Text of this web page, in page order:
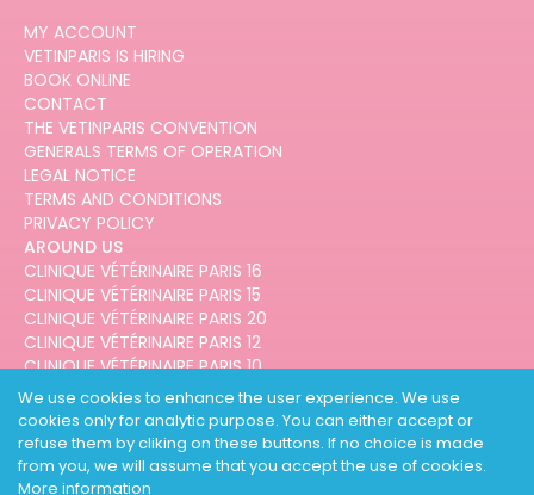
We use cookies to enhance the user experience. We use
cookies only for analytic purpose. You can either accept or
refuse them by cliking on these buttons. If no choice is made
from you, we will assume that you accept the use of cookies.
More information
MY ACCOUNT
VETINPARIS IS HIRING
BOOK ONLINE
CONTACT
THE VETINPARIS CONVENTION
GENERALS TERMS OF OPERATION
LEGAL NOTICE
TERMS AND CONDITIONS
PRIVACY POLICY
AROUND US
CLINIQUE VÉTÉRINAIRE PARIS 16
CLINIQUE VÉTÉRINAIRE PARIS 15
CLINIQUE VÉTÉRINAIRE PARIS 20
CLINIQUE VÉTÉRINAIRE PARIS 12
CLINIQUE VÉTÉRINAIRE PARIS 10
CLINIQUE VÉTÉRINAIRE PARIS 3